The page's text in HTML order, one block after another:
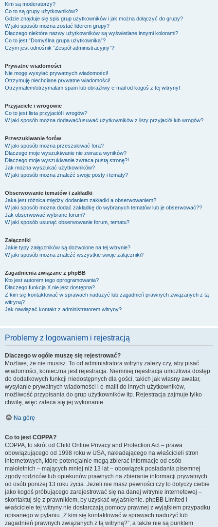
Kim są moderatorzy?
Co to są grupy użytkowników?
Gdzie znajduje się spis grup użytkowników i jak można dołączyć do grupy?
W jaki sposób można zostać liderem grupy?
Dlaczego niektóre nazwy użytkowników są wyświetlane innymi kolorami?
Co to jest “Domyślna grupa użytkownika”?
Czym jest odnośnik “Zespół administracyjny”?
Prywatne wiadomości
Nie mogę wysyłać prywatnych wiadomości!
Otrzymuję niechciane prywatne wiadomości!
Otrzymałem/otrzymałam spam lub obraźliwy e-mail od kogoś z tej witryny!
Przyjaciele i wrogowie
Co to jest lista przyjaciół i wrogów?
W jaki sposób można dodawać/usuwać użytkowników z listy przyjaciół lub wrogów?
Przeszukiwanie forów
W jaki sposób można przeszukiwać fora?
Dlaczego moje wyszukiwanie nie zwraca wyników?
Dlaczego moje wyszukiwanie zwraca pustą stronę?!
Jak można wyszukać użytkowników?
W jaki sposób można znaleźć swoje posty i tematy?
Obserwowanie tematów i zakładki
Jaka jest różnica między dodaniem zakładki a obserwowaniem?
W jaki sposób można dodać zakładkę do wybranych tematów lub je obserwować??
Jak obserwować wybrane forum?
W jaki sposób usunąć obserwowanie forum, tematu?
Załączniki
Jakie typy załączników są dozwolone na tej witrynie?
W jaki sposób można znaleźć wszystkie swoje załączniki?
Zagadnienia związane z phpBB
Kto jest autorem tego oprogramowania?
Dlaczego funkcja X nie jest dostępna?
Z kim się kontaktować w sprawach nadużyć lub zagadnień prawnych związanych z tą
witryną?
Jak nawiązać kontakt z administratorem witryny?
Problemy z logowaniem i rejestracją
Dlaczego w ogóle muszę się rejestrować?
Możliwe, że nie musisz. To od administratora witryny zależy czy, aby pisać
wiadomości, konieczna jest rejestracja. Niemniej rejestracja umożliwia dostęp
do dodatkowych funkcji niedostępnych dla gości, takich jak własny awatar,
wysyłanie prywatnych wiadomości i e-maili do innych użytkowników,
możliwość przypisania do grup użytkowników itp. Rejestracja zajmuje tylko
chwilę, więc zaleca się jej wykonanie.
Na górę
Co to jest COPPA?
COPPA, to skrót od Child Online Privacy and Protection Act – prawa
obowiązującego od 1998 roku w USA, nakładającego na właścicieli stron
internetowych, które potencjalnie mogą zbierać informacje od osób
małoletnich – mających mniej niż 13 lat – obowiązek posiadania pisemnej
zgody rodziców lub opiekunów prawnych na zbieranie informacji prywatnych
od osób poniżej 13 roku życia. Jeżeli nie masz pewności czy to dotyczy ciebie
jako kogoś próbującego zarejestrować się na danej witrynie internetowej –
skontaktuj się z prawnikiem, by uzyskać wyjaśnienie. phpBB Limited i
właściciele tej witryny nie dostarczają pomocy prawnej z wyjątkiem przypadku
opisanego w pytaniu „Z kim się kontaktować w sprawach nadużyć lub
zagadnień prawnych związanych z tą witryną?”, a także nie są punktem